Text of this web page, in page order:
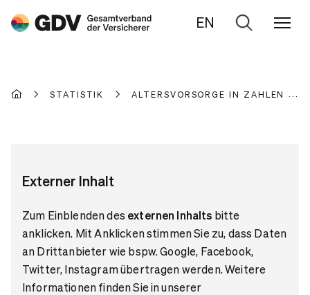
EN
Zur
STATISTIK ALTERSVORSORGE IN ZAHLEN
Externer Inhalt
Zum Einblenden des externen Inhalts bitte
anklicken. Mit Anklicken stimmen Sie zu, dass Daten
an Drittanbieter wie bspw. Google, Facebook,
Twitter, Instagram übertragen werden. Weitere
Informationen finden Sie in unserer